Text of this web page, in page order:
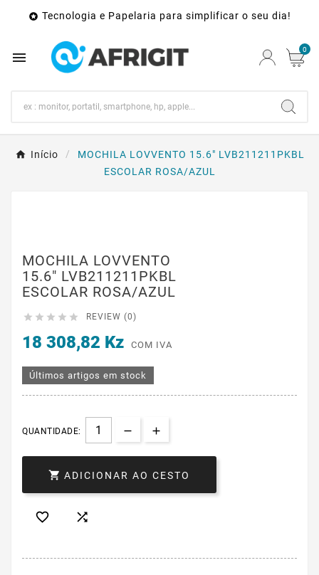
 Tecnologia e Papelaria para simplificar o seu dia!
 0
Início
MOCHILA LOVVENTO 15.6" LVB211211PKBL
ESCOLAR ROSA/AZUL
MOCHILA LOVVENTO
15.6" LVB211211PKBL
ESCOLAR ROSA/AZUL
     REVIEW (0)
18 308,82 Kz COM IVA
Últimos artigos em stock
QUANTIDADE:
 ADICIONAR AO CESTO
 